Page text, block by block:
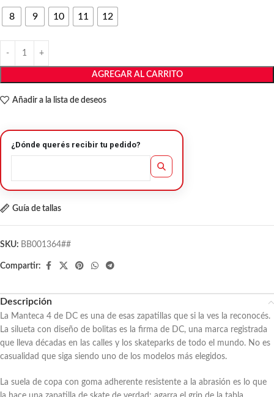
8 9 10 11 12
AGREGAR AL CARRITO
Añadir a la lista de deseos
¿Dónde querés recibir tu pedido?
Guía de tallas
SKU: BB001364##
Compartir:
Descripción
La Manteca 4 de DC es una de esas zapatillas que si la ves la reconocés.
La silueta con diseño de bolitas es la firma de DC, una marca registrada
que lleva décadas en las calles y los skateparks de todo el mundo. No es
casualidad que siga siendo uno de los modelos más elegidos.
La suela de copa con goma adherente resistente a la abrasión es lo que